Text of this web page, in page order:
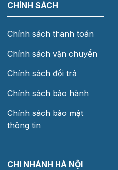
CHÍNH SÁCH
Chính sách thanh toán
Chính sách vận chuyển
Chính sách đổi trả
Chính sách bảo hành
Chính sách bảo mật
thông tin
CHI NHÁNH HÀ NỘI